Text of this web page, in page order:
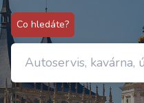
Co hledáte?